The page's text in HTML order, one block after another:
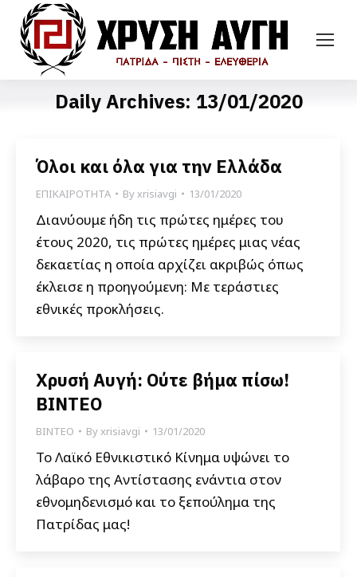
Daily Archives: 13/01/2020
Όλοι και όλα για την Ελλάδα
ΕΠΙΚΑΙΡΟΤΗΤΑ Byxrisiavgi 13/01/2020
Διανύουμε ήδη τις πρώτες ημέρες του
έτους 2020, τις πρώτες ημέρες μιας νέας
δεκαετίας η οποία αρχίζει ακριβώς όπως
έκλεισε η προηγούμενη: Με τεράστιες
εθνικές προκλήσεις.
Χρυσή Αυγή: Ούτε βήμα πίσω!
ΒΙΝΤΕΟ
ΒΙΝΤΕΟ Byxrisiavgi 13/01/2020
Το Λαϊκό Εθνικιστικό Κίνημα υψώνει το
λάβαρο της Αντίστασης ενάντια στον
εθνομηδενισμό και το ξεπούλημα της
Πατρίδας μας!